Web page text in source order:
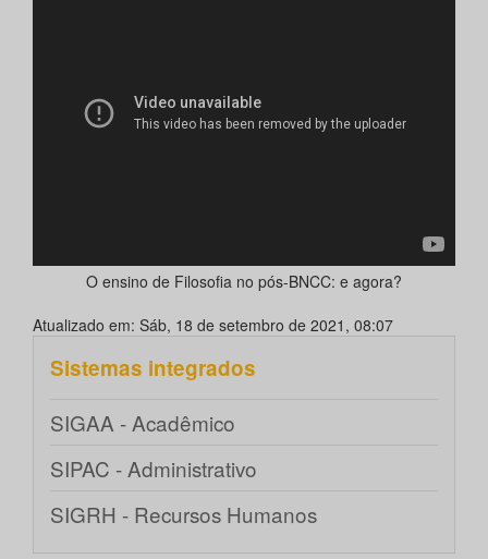
O ensino de Filosofia no pós-BNCC: e agora?
Atualizado em: Sáb, 18 de setembro de 2021, 08:07
Sistemas integrados
SIGAA - Acadêmico
SIPAC - Administrativo
SIGRH - Recursos Humanos